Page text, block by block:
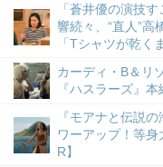
「蒼井優の演技
響続々、“直人”高
「Tシャツが乾く
カーディ・B＆リ
『ハスラーズ』本
『モアナと伝説
ワーアップ！等
R】